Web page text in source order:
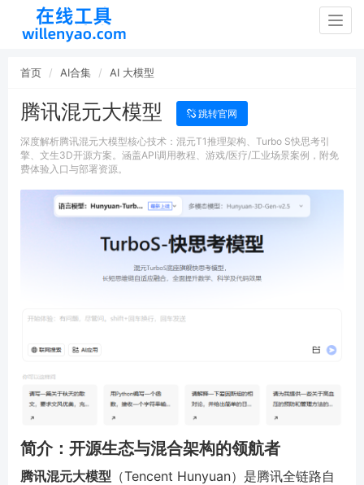
首页 AI合集 AI 大模型
腾讯混元大模型 跳转官网
深度解析腾讯混元大模型核心技术：混元T1推理架构、Turbo S快思考引
擎、文生3D开源方案。涵盖API调用教程、游戏/医疗/工业场景案例，附免
费体验入口与部署资源。
简介：开源生态与混合架构的领航者
腾讯混元大模型 （Tencent Hunyuan）是腾讯全链路自